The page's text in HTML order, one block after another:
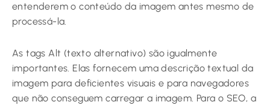
entenderem o conteúdo da imagem antes mesmo de
processá-la.
As tags Alt (texto alternativo) são igualmente
importantes. Elas fornecem uma descrição textual da
imagem para deficientes visuais e para navegadores
que não conseguem carregar a imagem. Para o SEO, a